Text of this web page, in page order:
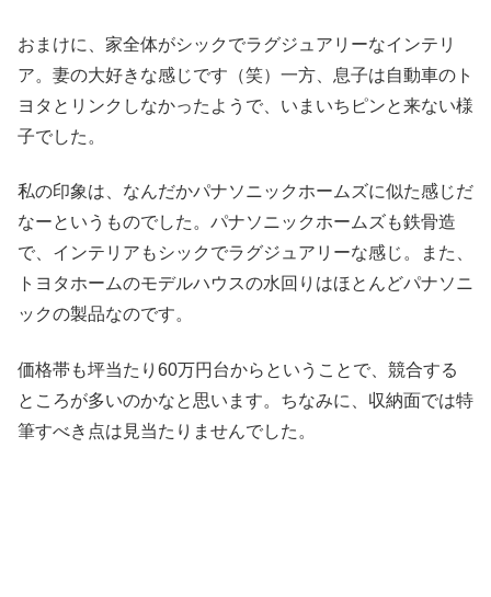
おまけに、家全体がシックでラグジュアリーなインテリ
ア。妻の大好きな感じです（笑）一方、息子は自動車のト
ヨタとリンクしなかったようで、いまいちピンと来ない様
子でした。
私の印象は、なんだかパナソニックホームズに似た感じだ
なーというものでした。パナソニックホームズも鉄骨造
で、インテリアもシックでラグジュアリーな感じ。また、
トヨタホームのモデルハウスの水回りはほとんどパナソニ
ックの製品なのです。
価格帯も坪当たり60万円台からということで、競合する
ところが多いのかなと思います。ちなみに、収納面では特
筆すべき点は見当たりませんでした。